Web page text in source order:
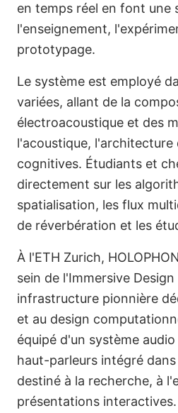
en temps réel en font une
l'enseignement,
prototypage.
Le système est employé
variées, allant de la
électroacoustique et des
l'acoustique, l'architecture
cognitives. Étudiants et
directement sur les
spatialisation, les flux
de réverbération et les
À l'ETH Zurich,
sein de l'Immersive
infrastructure pionnière
et au design
équipé d'un système
haut-parleurs intégré
destiné à la recherche, à
présentations